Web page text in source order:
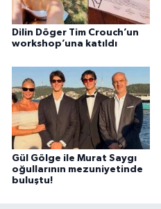
Dilin Döger Tim Crouch’un
workshop’una katıldı
Gül Gölge ile Murat Saygı
oğullarının mezuniyetinde
buluştu!